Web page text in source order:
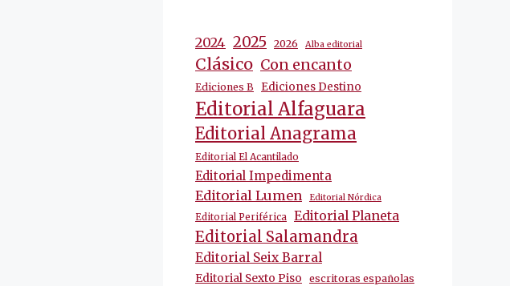
2024 2025 2026 Alba editorial
Clásico Con encanto
Ediciones B Ediciones Destino
Editorial Alfaguara
Editorial Anagrama
Editorial El Acantilado
Editorial Impedimenta
Editorial Lumen Editorial Nórdica
Editorial Periférica Editorial Planeta
Editorial Salamandra
Editorial Seix Barral
Editorial Sexto Piso escritoras españolas